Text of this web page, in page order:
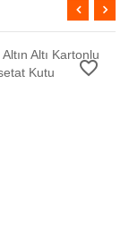
favorite_border